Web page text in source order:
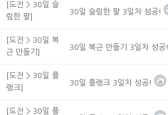
[도전 > 30일 슬
림한 팔]
30일 슬림한 팔 3일차 성공!
[도전 > 30일 복
근 만들기]
30일 복근 만들기 3일차 성공!
[도전 > 30일 플
랭크]
30일 플랭크 3일차 성공!
[도전 > 30일 플